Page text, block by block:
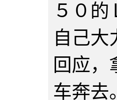
５０
自己大
回应，
车奔去。